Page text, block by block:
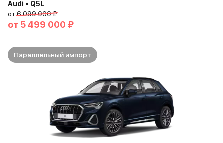
Audi • Q5L
от6 099 000 ₽
от 5 499 000 ₽
Параллельный импорт